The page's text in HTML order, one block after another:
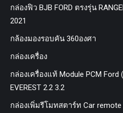
กล่องฟิว BJB FORD ตรงรุ่น
2021
กล้องมองรอบคัน 360องศา
กล่องเครื่อง
กล่องเครื่องแท้ Module PCM Ford
EVEREST 2.2 3.2
กล่องเพิ่มรีโมทสตาร์ท Car